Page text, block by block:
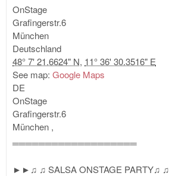
OnStage
Grafingerstr.6
München
Deutschland
48° 7' 21.6624" N, 11° 36' 30.3516" E
See map: Google Maps
DE
OnStage
Grafingerstr.6
München ,
═══════════════════
►►♫ ♫ SALSA ONSTAGE PARTY♫ ♫